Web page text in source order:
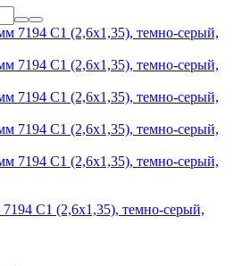
С1 (2,6х1,35), темно-серый,